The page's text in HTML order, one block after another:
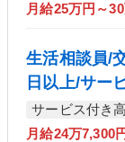
月給25万円～
生活相談員/
日以上/サー
サービス付き
月給24万7,300